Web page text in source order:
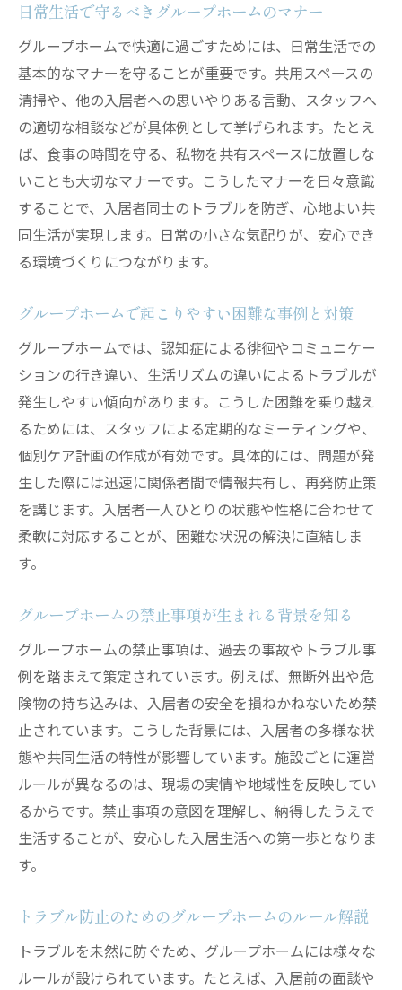
比較
老人ホームと異なるグループホームの生活
環境
料金体系やサービスの違いをグループホー
ム視点で解説
グループホーム選びの参考になる比較ポイ
ント
グループホームで実現できる自立支援の魅
力
コツ
見学や相談を活かしたグループホーム選定
方法
グループホーム生活で押さえたい心構えと
工夫
入居後のトラブル防止策とサポートの活用
法
快適なグループホーム生活を送るための秘
訣
日常生活で守るべきグループホームのマナー
グループホームで快適に過ごすためには、日常生活での
基本的なマナーを守ることが重要です。共用スペースの
清掃や、他の入居者への思いやりある言動、スタッフへ
の適切な相談などが具体例として挙げられます。たとえ
ば、食事の時間を守る、私物を共有スペースに放置しな
いことも大切なマナーです。こうしたマナーを日々意識
することで、入居者同士のトラブルを防ぎ、心地よい共
同生活が実現します。日常の小さな気配りが、安心でき
る環境づくりにつながります。
グループホームで起こりやすい困難な事例と対策
グループホームでは、認知症による徘徊やコミュニケー
ションの行き違い、生活リズムの違いによるトラブルが
発生しやすい傾向があります。こうした困難を乗り越え
るためには、スタッフによる定期的なミーティングや、
個別ケア計画の作成が有効です。具体的には、問題が発
生した際には迅速に関係者間で情報共有し、再発防止策
を講じます。入居者一人ひとりの状態や性格に合わせて
柔軟に対応することが、困難な状況の解決に直結しま
す。
グループホームの禁止事項が生まれる背景を知る
グループホームの禁止事項は、過去の事故やトラブル事
例を踏まえて策定されています。例えば、無断外出や危
険物の持ち込みは、入居者の安全を損ねかねないため禁
止されています。こうした背景には、入居者の多様な状
態や共同生活の特性が影響しています。施設ごとに運営
ルールが異なるのは、現場の実情や地域性を反映してい
るからです。禁止事項の意図を理解し、納得したうえで
生活することが、安心した入居生活への第一歩となりま
す。
トラブル防止のためのグループホームのルール解説
トラブルを未然に防ぐため、グループホームには様々な
ルールが設けられています。たとえば、入居前の面談や